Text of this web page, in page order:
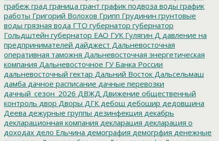
грабеж град граница грант график подвоза воды график
работы Григорий Волохов Грипп Грудинин грунтовые
воды грязная вода ГТО губернатор губернатор
Гольдштейн губернатор ЕАО ГУК Гулягин Д давление на
предпринимателей дайджест Дальневосточная
оперативная таможня Дальневосточная энергетическая
компания Дальневосточное ГУ Банка России
дальневосточный гектар Дальний Восток Дальсельмаш
дамба дачное расписание дачные перевозки
дачный_сезон_2026 ДВЖД Движение общественный
контроль двор Дворы ДГК дебош дебошир дедовщина
Деева дежурные группы дезинфекция декабрь
декларационная компания декларация декларация о
доходах дело Ельчина демография демогрфия денежные